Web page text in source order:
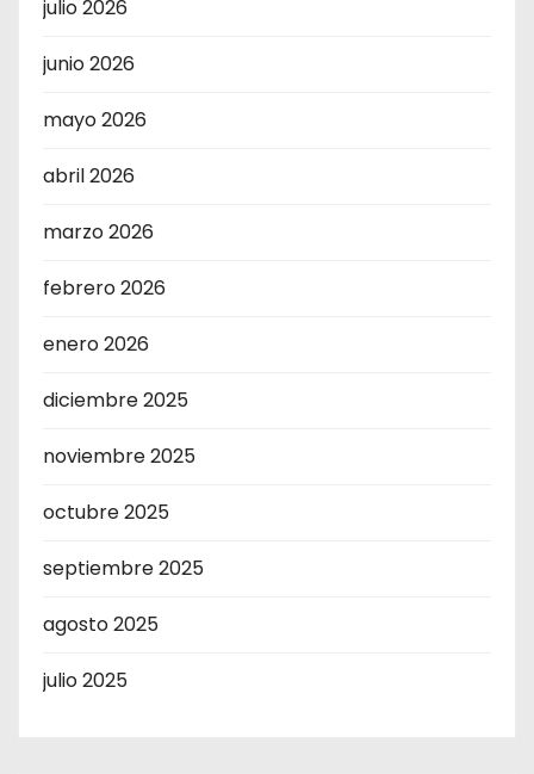
julio 2026
junio 2026
mayo 2026
abril 2026
marzo 2026
febrero 2026
enero 2026
diciembre 2025
noviembre 2025
octubre 2025
septiembre 2025
agosto 2025
julio 2025